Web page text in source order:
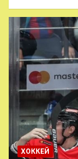
ХОККЕЙ